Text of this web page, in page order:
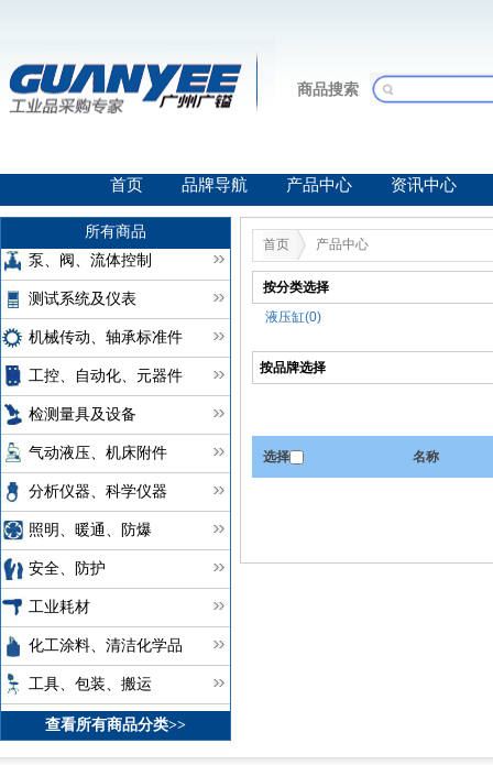
商品搜索
首页 品牌导航 产品中心 资讯中心
所有商品
泵、阀、流体控制
测试系统及仪表
机械传动、轴承标准件
工控、自动化、元器件
检测量具及设备
气动液压、机床附件
分析仪器、科学仪器
照明、暖通、防爆
安全、防护
工业耗材
化工涂料、清洁化学品
工具、包装、搬运
查看所有商品分类>>
首页 产品中心
按分类选择
液压缸(0)
按品牌选择
选择 名称